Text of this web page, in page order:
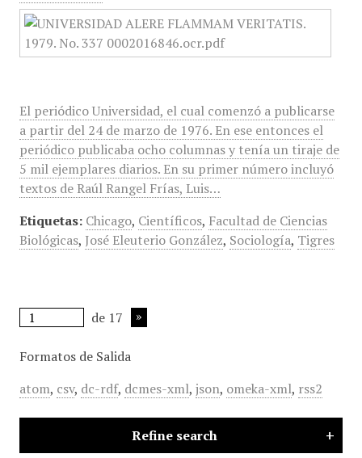
El periódico Universidad, el cual comenzó a publicarse
a partir del 24 de marzo de 1976. En ese entonces el
periódico publicaba ocho columnas y tenía un tiraje de
5 mil ejemplares diarios. En su primer número incluyó
textos de Raúl Rangel Frías, Luis…
Etiquetas: Chicago, Científicos, Facultad de Ciencias
Biológicas, José Eleuterio González, Sociología, Tigres
de 17
Formatos de Salida
atom, csv, dc-rdf, dcmes-xml, json, omeka-xml, rss2
Refine search